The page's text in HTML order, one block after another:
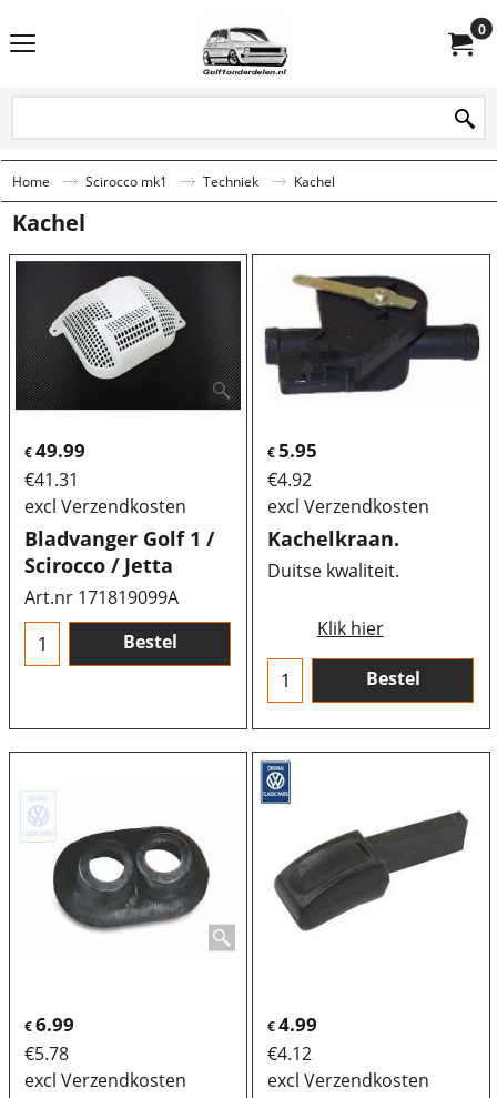
0
Home Scirocco mk1 Techniek Kachel
Kachel
€49.99
€41.31
excl Verzendkosten
Bladvanger Golf 1 /
Scirocco / Jetta
Art.nr 171819099A
Bestel
€5.95
€4.92
excl Verzendkosten
Kachelkraan.
Duitse kwaliteit.
Klik hier
Bestel
€6.99
€5.78
excl Verzendkosten
€4.99
€4.12
excl Verzendkosten